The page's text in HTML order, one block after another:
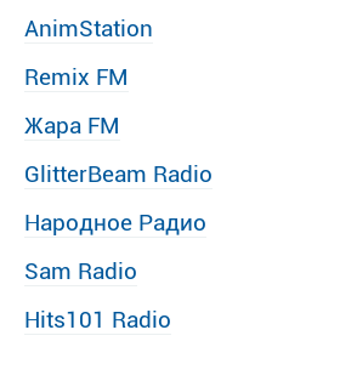
AnimStation
Remix FM
Жара FM
GlitterBeam Radio
Народное Радио
Sam Radio
Hits101 Radio